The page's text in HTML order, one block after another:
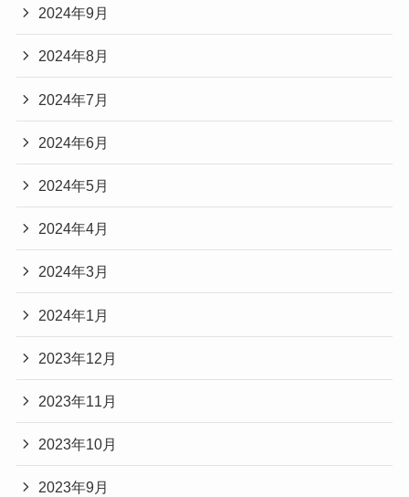
2024年9月
2024年8月
2024年7月
2024年6月
2024年5月
2024年4月
2024年3月
2024年1月
2023年12月
2023年11月
2023年10月
2023年9月